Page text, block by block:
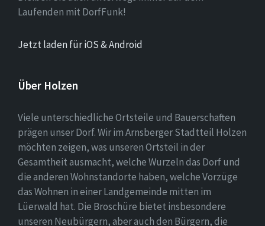
Laufenden mit DorfFunk!
Jetzt laden für iOS & Android
Über Holzen
Viele unterschiedliche Ortsteile und Bauerschaften
prägen unser Dorf. Wir im Arnsberger Stadtteil Holzen
möchten zeigen, was unseren Ortsteil in der
Gesamtheit ausmacht, welche Wurzeln das Dorf und
die anderen Wohnstandorte haben, welche Vorzüge
das Wohnen in einer Landgemeinde mitten im
Lüerwald hat. Die Broschüre bietet insbesondere
unseren Neubürgern, aber auch den Bürgern, die